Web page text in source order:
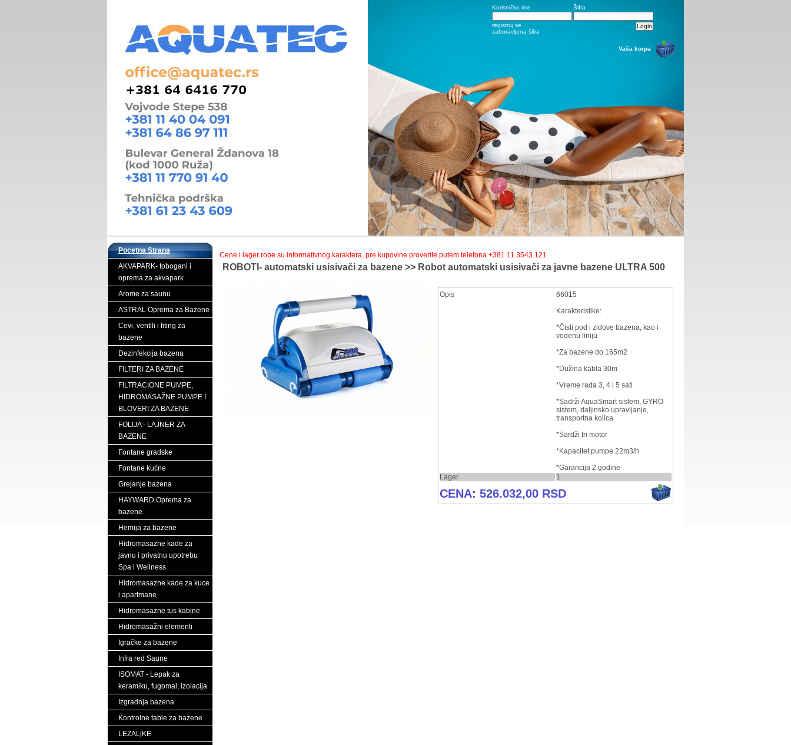
Korisničko ime Šifra
registruj se
zaboravljena šifra
Vaša korpa
Pocetna Strana
AKVAPARK- tobogani i
oprema za akvapark
Arome za saunu
ASTRAL Oprema za Bazene
Cevi, ventili i fiting za
bazene
Dezinfekcija bazena
FILTERI ZA BAZENE
FILTRACIONE PUMPE,
HIDROMASAŽNE PUMPE I
BLOVERI ZA BAZENE
FOLIJA - LAJNER ZA
BAZENE
Fontane gradske
Fontane kućne
Grejanje bazena
HAYWARD Oprema za
bazene
Hemija za bazene
Hidromasazne kade za
javnu i privatnu upotrebu
Spa i Wellness
Hidromasazne kade za kuce
i apartmane
Hidromasazne tus kabine
Hidromasažni elementi
Igračke za bazene
Infra red Saune
ISOMAT - Lepak za
keramiku, fugomal, izolacija
Izgradnja bazena
Kontrolne table za bazene
LEZALjKE
Cene i lager robe su informativnog karaktera, pre kupovine proverite putem telefona +381 11 3543 121
ROBOTI- automatski usisivači za bazene >> Robot automatski usisivači za javne bazene ULTRA 500
Opis
66015
Karakteristike:
*Čisti pod i zidove bazena, kao i
vodenu liniju
*Za bazene do 165m2
*Dužina kabla 30m
*Vreme rada 3, 4 i 5 sati
*Sadrži AquaSmart sistem, GYRO
sistem, daljinsko upravljanje,
transportna kolica
*Sardži tri motor
*Kapacitet pumpe 22m3/h
*Garancija 2 godine
Lager
1
CENA: 526.032,00 RSD